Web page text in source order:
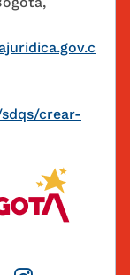
crear-